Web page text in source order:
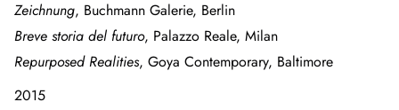
Zeichnung, Buchmann Galerie, Berlin
Breve storia del futuro, Palazzo Reale, Milan
Repurposed Realities, Goya Contemporary, Baltimore
2015